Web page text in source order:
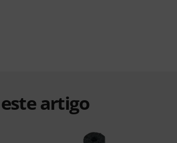
artigo